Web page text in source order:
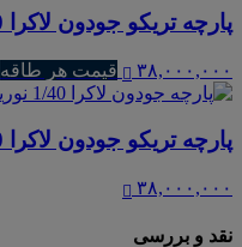
پارچه تریکو جودون لاکرا 1/40 گردباف نوریس | پسته ای
۳۸,۰۰۰,۰۰۰ قیمت هر طاقه
پارچه تریکو جودون لاکرا 1/40 گردباف نوریس | کرم
۳۸,۰۰۰,۰۰۰
نقد و بررسی